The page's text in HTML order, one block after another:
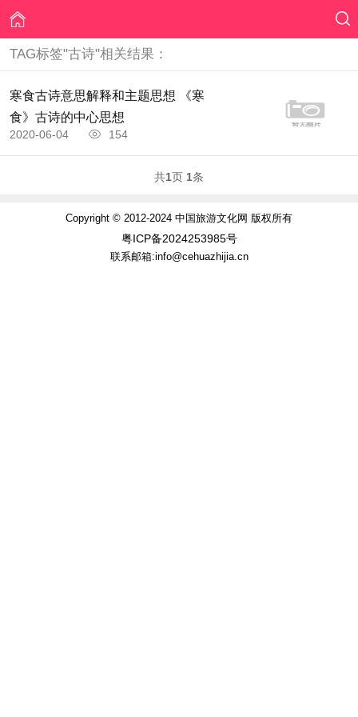
TAG标签"古诗"相关结果：
寒食古诗意思解释和主题思想 《寒
食》古诗的中心思想
2020-06-04 154
共1页 1条
Copyright © 2012-2024 中国旅游文化网 版权所有
粤ICP备2024253985号
联系邮箱:info@cehuazhijia.cn